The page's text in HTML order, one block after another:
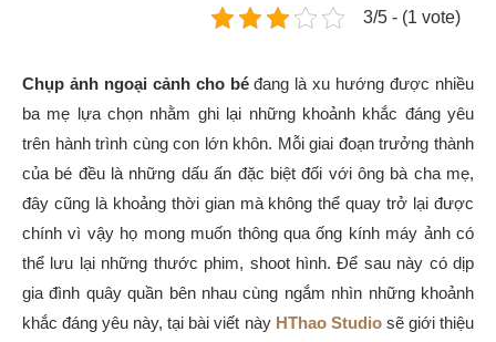
3/5 - (1 vote)
Chụp ảnh ngoại cảnh cho béđang là xu hướng được nhiều
ba mẹ lựa chọn nhằm ghi lại những khoảnh khắc đáng yêu
trên hành trình cùng con lớn khôn. Mỗi giai đoạn trưởng thành
của bé đều là những dấu ấn đặc biệt đối với ông bà cha mẹ,
đây cũng là khoảng thời gian mà không thể quay trở lại được
chính vì vậy họ mong muốn thông qua ống kính máy ảnh có
thể lưu lại những thước phim, shoot hình. Để sau này có dịp
gia đình quây quần bên nhau cùng ngắm nhìn những khoảnh
khắc đáng yêu này, tại bài viết này HThao Studiosẽ giới thiệu